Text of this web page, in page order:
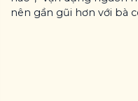
nên gần gũi hơn với bà